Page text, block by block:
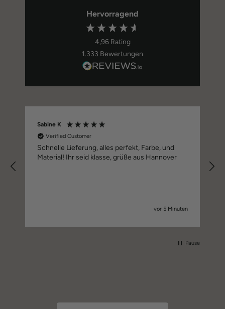
Hervorragend
4,96 Rating
1.333 Bewertungen
Sabine K
Verified Customer
Schnelle Lieferung, alles perfekt, Farbe, und
Material! Ihr seid klasse, grüße aus Hannover
vor 5 Minuten
Pause